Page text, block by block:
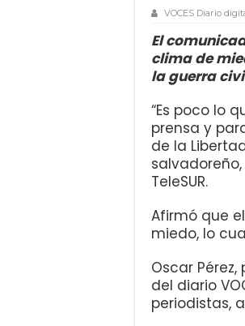
VOCES Diario
El
clima de
la guerra
“Es poco lo
prensa y
de la
TeleSUR.
Afirmó que
miedo, lo
Oscar
del diario
periodistas,